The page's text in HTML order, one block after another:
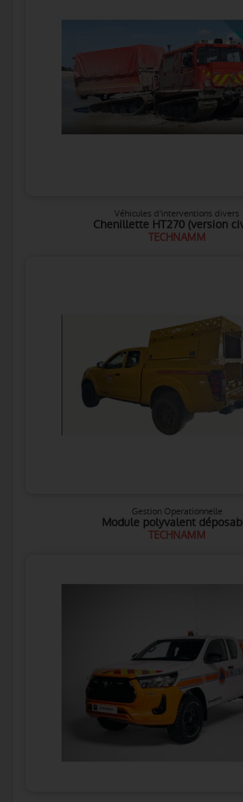
Véhicules d'interventions divers
Chenillette HT270 (version
TECHNAMM
Gestion Operationnelle
Module polyvalent
TECHNAMM